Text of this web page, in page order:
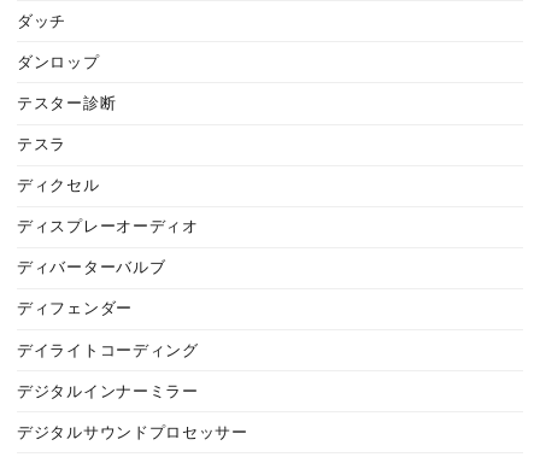
ダッチ
ダンロップ
テスター診断
テスラ
ディクセル
ディスプレーオーディオ
ディバーターバルブ
ディフェンダー
デイライトコーディング
デジタルインナーミラー
デジタルサウンドプロセッサー